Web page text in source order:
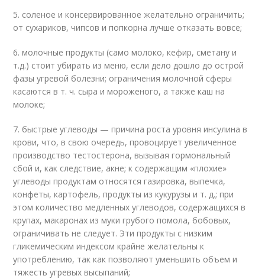
5. соленое и консервированное желательно ограничить;
от сухариков, чипсов и попкорна лучше отказать вовсе;
6. молочные продукты (само молоко, кефир, сметану и
т.д.) стоит убирать из меню, если дело дошло до острой
фазы угревой болезни; ограничения молочной сферы
касаются в т. ч. сыра и мороженого, а также каш на
молоке;
7. быстрые углеводы — причина роста уровня инсулина в
крови, что, в свою очередь, провоцирует увеличенное
производство тестостерона, вызывая гормональный
сбой и, как следствие, акне; к содержащим «плохие»
углеводы продуктам относятся газировка, выпечка,
конфеты, картофель, продукты из кукурузы и т. д.; при
этом количество медленных углеводов, содержащихся в
крупах, макаронах из муки грубого помола, бобовых,
ограничивать не следует. Эти продукты с низким
гликемическим индексом крайне желательны к
употреблению, так как позволяют уменьшить объем и
тяжесть угревых высыпаний;